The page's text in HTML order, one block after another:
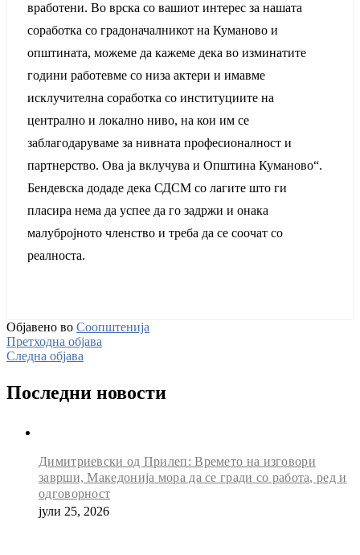
вработени. Во врска со вашиот интерес за нашата
соработка со градоначалникот на Куманово и
општината, можеме да кажеме дека во изминатите
години работевме со низа актери и имавме
исклучителна соработка со институциите на
централно и локално ниво, на кои им се
заблагодаруваме за нивната професионалност и
партнерство. Ова ја вклучува и Општина Куманово“.
Бендевска додаде дека СДСМ со лагите што ги
пласира нема да успее да го задржи и онака
малубројното членство и треба да се соочат со
реалноста.
Објавено во Соопштенија
Претходна објава
Следна објава
Последни новости
Димитриевски од Прилеп: Времето на изговори
заврши, Македонија мора да се гради со работа, ред и
одговорност
јули 25, 2026